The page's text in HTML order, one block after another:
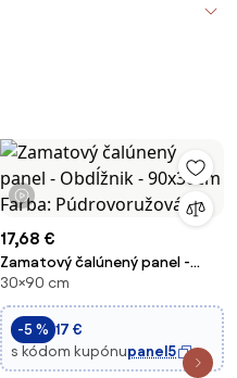
1 video
17,68 €
Zamatový čalúnený panel -
Obdĺžnik - 90x30cm Farba:
Púdrovoružová
30×90 cm
-5 % 17 €
s kódom kupónupanel5